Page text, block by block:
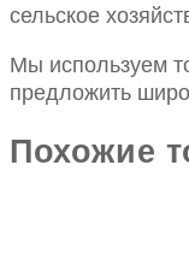
сельское
Мы используем
предложить
Похожие